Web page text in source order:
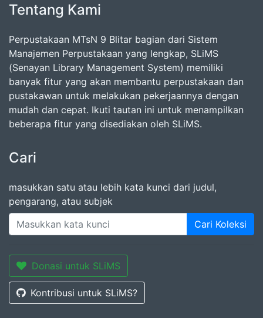
Tentang Kami
Perpustakaan MTsN 9 Blitar bagian dari Sistem
Manajemen Perpustakaan yang lengkap, SLiMS
(Senayan Library Management System) memiliki
banyak fitur yang akan membantu perpustakaan dan
pustakawan untuk melakukan pekerjaannya dengan
mudah dan cepat. Ikuti tautan ini untuk menampilkan
beberapa fitur yang disediakan oleh SLiMS.
Cari
masukkan satu atau lebih kata kunci dari judul,
pengarang, atau subjek
Cari Koleksi
Donasi untuk SLiMS
Kontribusi untuk SLiMS?